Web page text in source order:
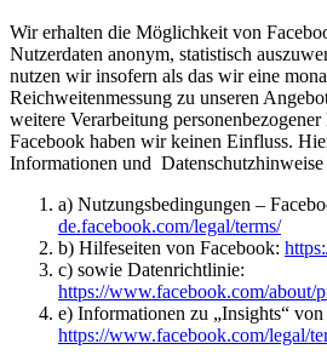
Wir erhalten die Möglichkeit von
Nutzerdaten anonym, statistisch
nutzen wir insofern als das wir eine
Reichweitenmessung zu unseren
weitere Verarbeitung
Facebook haben wir keinen Einfluss.
Informationen und
a) Nutzungsbedingungen –
de.facebook.com/legal/terms/
b) Hilfeseiten von Facebook:
c) sowie Datenrichtlinie:
https://www.facebook.com/about/
e) Informationen zu „Insights“ von
https://www.facebook.com/legal/